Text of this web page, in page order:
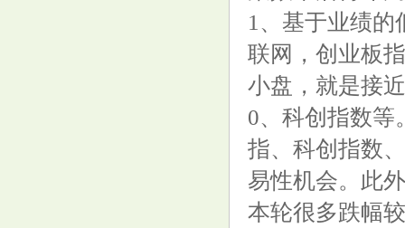
1、基于业绩的
联网，创业板
小盘，就是接
0、科创指数等
指、科创指数
易性机会。此
本轮很多跌幅